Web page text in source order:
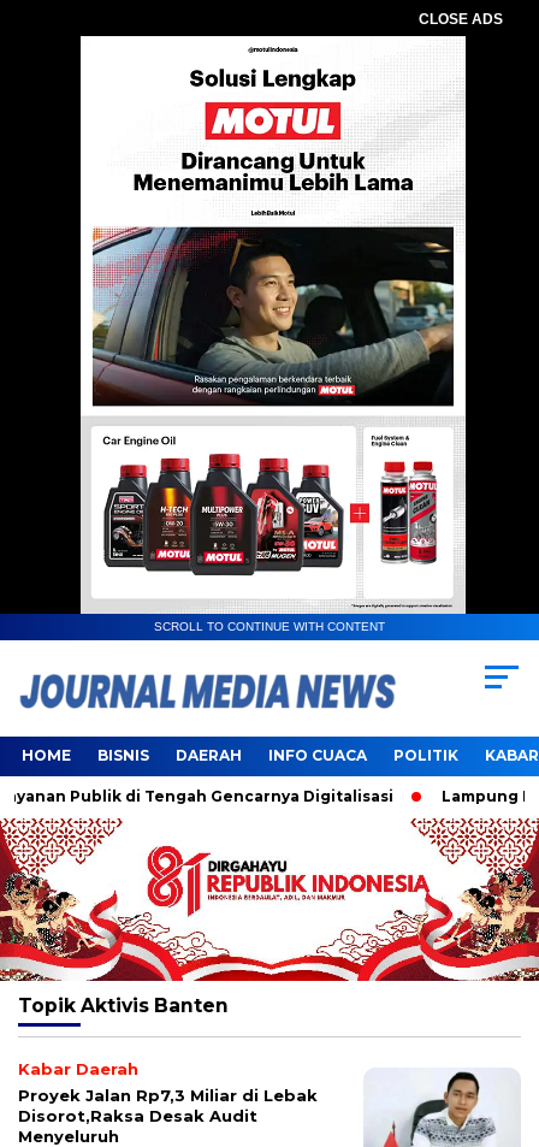
CLOSE ADS
SCROLL TO CONTINUE WITH CONTENT
HOME BISNIS DAERAH INFO CUACA POLITIK
Publik di Tengah Gencarnya Digitalisasi Lampung
Topik Aktivis Banten
Kabar Daerah
Proyek Jalan Rp7,3 Miliar di Lebak
Disorot,Raksa Desak Audit
Menyeluruh